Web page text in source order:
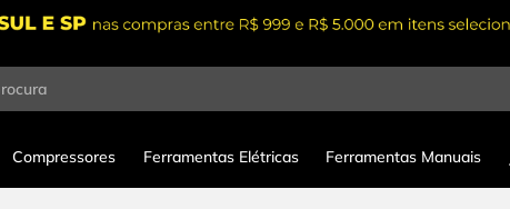
Compressores Ferramentas Elétricas Ferramentas Manuais